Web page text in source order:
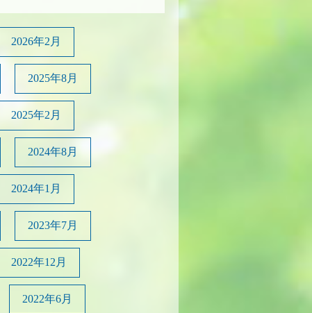
2026年2月
2025年8月
2025年2月
2024年8月
2024年1月
2023年7月
2022年12月
2022年6月